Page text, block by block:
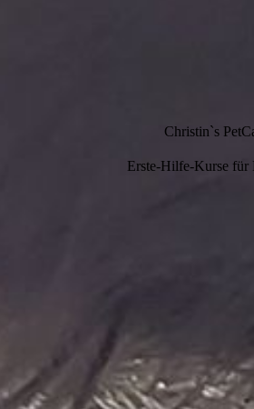
Christin`s
Erste-Hilfe-Kurse für